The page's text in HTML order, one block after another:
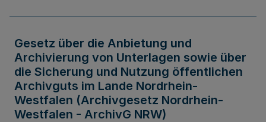
Gesetz über die Anbietung und
Archivierung von Unterlagen sowie über
die Sicherung und Nutzung öffentlichen
Archivguts im Lande Nordrhein-
Westfalen (Archivgesetz Nordrhein-
Westfalen - ArchivG NRW)